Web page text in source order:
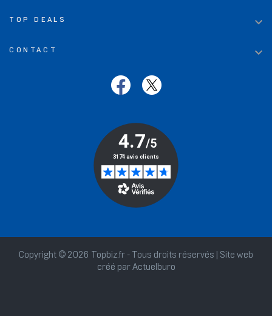
TOP DEALS 
CONTACT 
Copyright © 2026 Topbiz.fr - Tous droits réservés | Site web
créé par Actuelburo